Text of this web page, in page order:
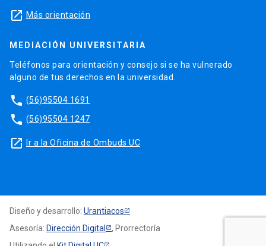
launch Más orientación
MEDIACIÓN UNIVERSITARIA
Teléfonos para orientación y consejo si se ha vulnerado
alguno de tus derechos en la universidad.
phone (56)95504 1691
phone (56)95504 1247
launch Ir a la Oficina de Ombuds UC
Diseño y desarrollo: Urantiacos
Asesoría: Dirección Digital
, Prorrectoría